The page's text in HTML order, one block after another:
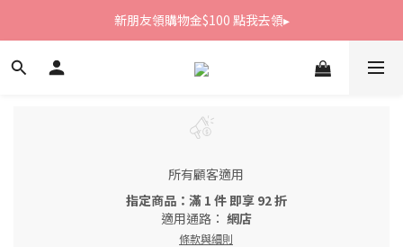
新朋友領購物金$100 點我去領▸
新朋友領購物金$100 點我去領▸
全館滿1800免運
所有顧客適用
指定商品：滿 1 件 即享 92 折
適用通路： 網店
條款與細則